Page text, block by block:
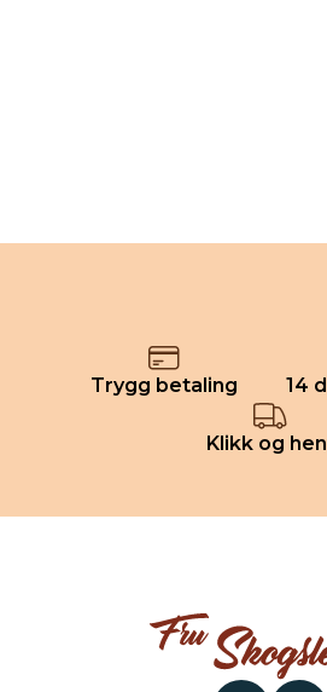
Trygg betaling 14
Klikk og